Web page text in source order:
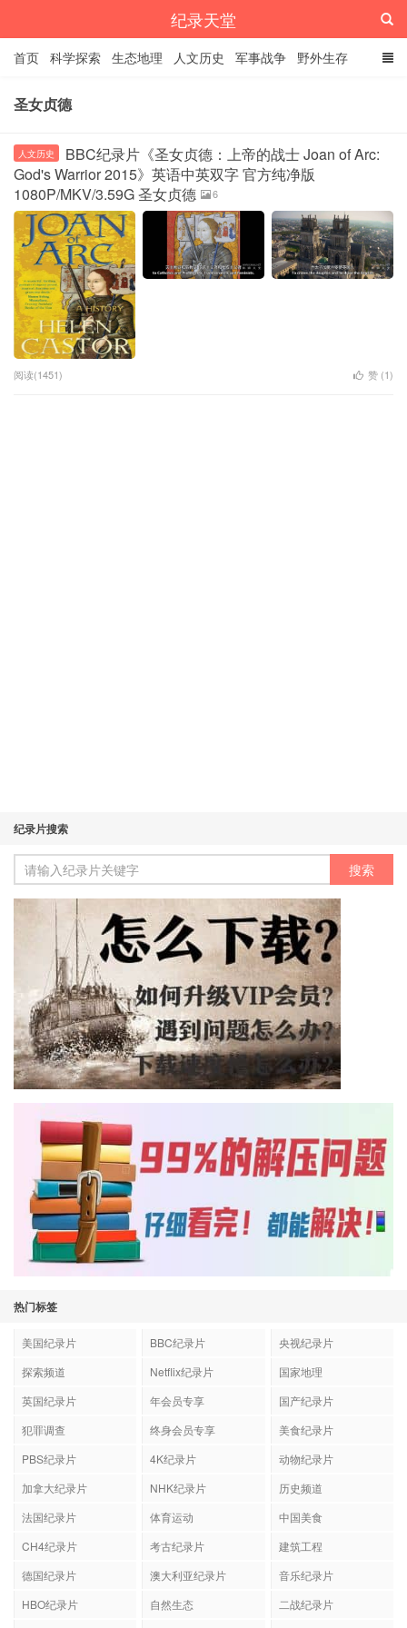
纪录天堂
首页 科学探索 生态地理 人文历史 军事战争 野外生存
经典纪录
圣女贞德
人文历史
BBC纪录片《圣女贞德：上帝的战士 Joan of Arc:
God's Warrior 2015》英语中英双字 官方纯净版
1080P/MKV/3.59G 圣女贞德
6
阅读(1451) 赞 (1)
纪录片搜索
热门标签
美国纪录片 BBC纪录片
央视纪录片
探索频道
Netflix纪录片
国家地理
英国纪录片
年会员专享
国产纪录片
犯罪调查
终身会员专享
美食纪录片
PBS纪录片
4K纪录片
动物纪录片
加拿大纪录片
NHK纪录片
历史频道
法国纪录片
体育运动
中国美食
CH4纪录片
考古纪录片
建筑工程
德国纪录片
澳大利亚纪录片
音乐纪录片
HBO纪录片
自然生态
二战纪录片